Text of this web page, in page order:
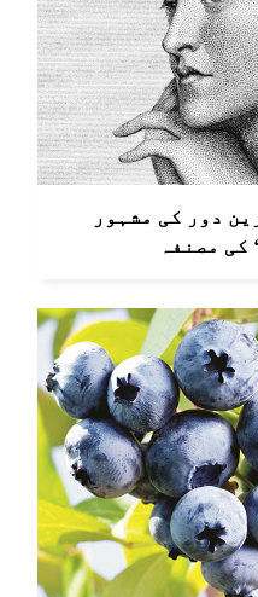
دور کی مشہور
کی مصنفہ